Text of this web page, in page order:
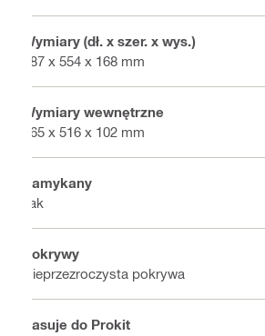
Wymiary (dł. x szer. x wys.)
387 x 554 x 168 mm
Wymiary wewnętrzne
365 x 516 x 102 mm
Zamykany
Tak
Pokrywy
Nieprzezroczysta pokrywa
Pasuje do Prokit